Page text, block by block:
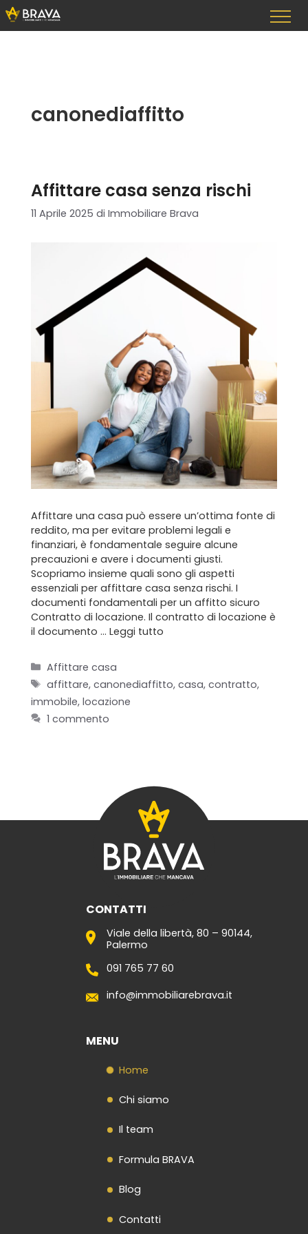
Home
Servizi per i clienti
Servizi per gli agenti
I nostri immobili
Blog
Contatti
Vai
al
contenuto
canonediaffitto
Affittare casa senza rischi
11 Aprile 2025 di Immobiliare Brava
Affittare una casa può essere un’ottima fonte di
reddito, ma per evitare problemi legali e
finanziari, è fondamentale seguire alcune
precauzioni e avere i documenti giusti.
Scopriamo insieme quali sono gli aspetti
essenziali per affittare casa senza rischi. I
documenti fondamentali per un affitto sicuro
Contratto di locazione. Il contratto di locazione è
il documento … Leggi tutto
Categorie
Affittare casa
Tag
affittare,canonediaffitto,casa,contratto,
immobile, locazione
1 commento
CONTATTI
Viale della libertà, 80 – 90144,
Palermo
091 765 77 60
info@immobiliarebrava.it
MENU
Home
Chi siamo
Il team
Formula BRAVA
Blog
Contatti